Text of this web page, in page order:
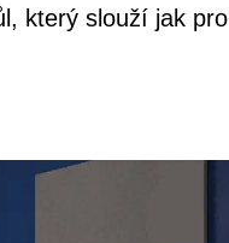
který slouží jak pro